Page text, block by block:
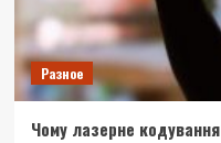
Разное
Чому лазерне